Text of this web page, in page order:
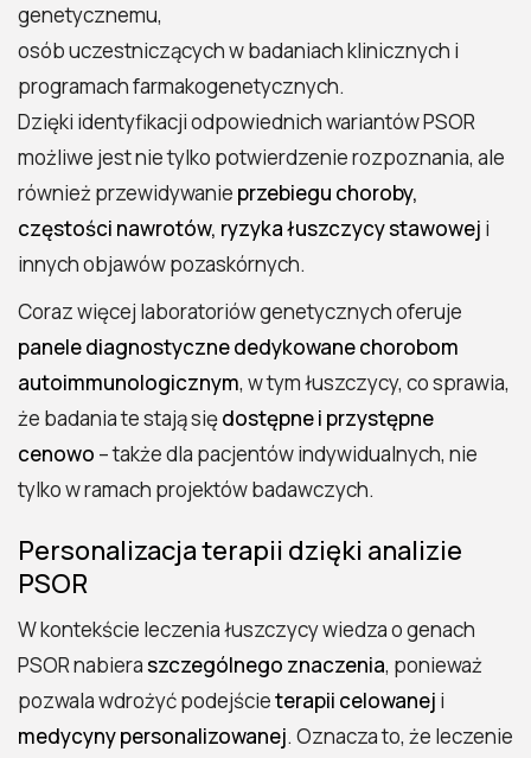
genetycznemu,
osób uczestniczących w badaniach klinicznych i
programach farmakogenetycznych.
Dzięki identyfikacji odpowiednich wariantów PSOR
możliwe jest nie tylko potwierdzenie rozpoznania, ale
również przewidywanie przebiegu choroby,
częstości nawrotów, ryzyka łuszczycy stawowej i
innych objawów pozaskórnych.
Coraz więcej laboratoriów genetycznych oferuje
panele diagnostyczne dedykowane chorobom
autoimmunologicznym, w tym łuszczycy, co sprawia,
że badania te stają siędostępne i przystępne
cenowo – także dla pacjentów indywidualnych, nie
tylko w ramach projektów badawczych.
Personalizacja terapii dzięki analizie
PSOR
W kontekście leczenia łuszczycy wiedza o genach
PSOR nabieraszczególnego znaczenia, ponieważ
pozwala wdrożyć podejścieterapii celowanej i
medycyny personalizowanej. Oznacza to, że leczenie